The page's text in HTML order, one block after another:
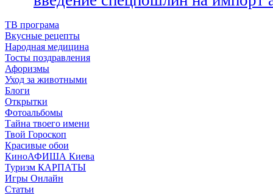
ТВ програма
Вкусные рецепты
Народная медицина
Тосты поздравления
Афоризмы
Уход за животными
Блоги
Открытки
Фотоальбомы
Тайна твоего имени
Твой Гороскоп
Красивые обои
КиноАФИША Киева
Туризм КАРПАТЫ
Игры Онлайн
Статьи